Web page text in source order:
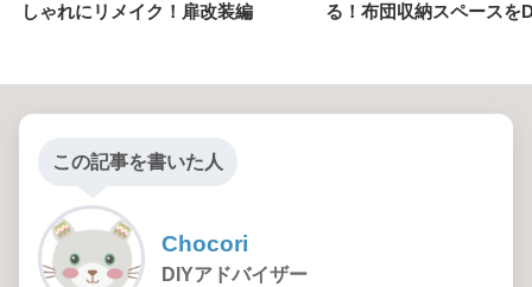
しゃれにリメイク！扉改装編
る！布団収納スペースを
この記事を書いた人
Chocori
DIYアドバイザー